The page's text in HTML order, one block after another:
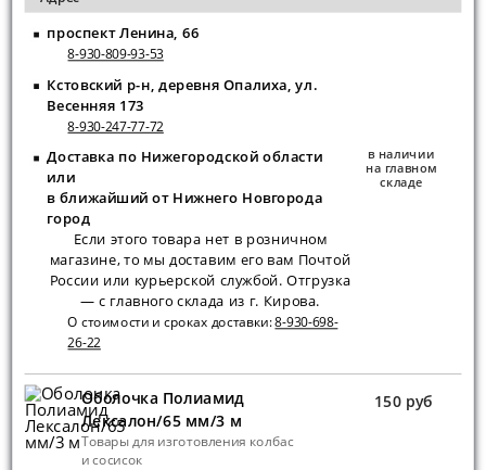
проспект Ленина, 66
8-930-809-93-53
Кстовский р-н, деревня Опалиха, ул.
Весенняя 173
8-930-247-77-72
Доставка по Нижегородской области
или
в ближайший от Нижнего Новгорода
город
Если этого товара нет в розничном
магазине, то мы доставим его вам Почтой
России или курьерской службой. Отгрузка
— с главного склада из г. Кирова.
О стоимости и сроках доставки:8-930-698-
26-22
в наличии
на главном
складе
Оболочка Полиамид
Лексалон/65 мм/3 м
Товары для изготовления колбас
и сосисок
150 руб